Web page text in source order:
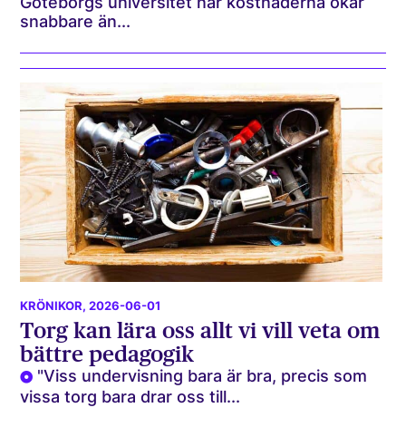
snabbare än...
KRÖNIKOR, 2026-06-01
Torg kan lära oss allt vi vill veta om
bättre pedagogik
"Viss undervisning bara är bra, precis som
vissa torg bara drar oss till...